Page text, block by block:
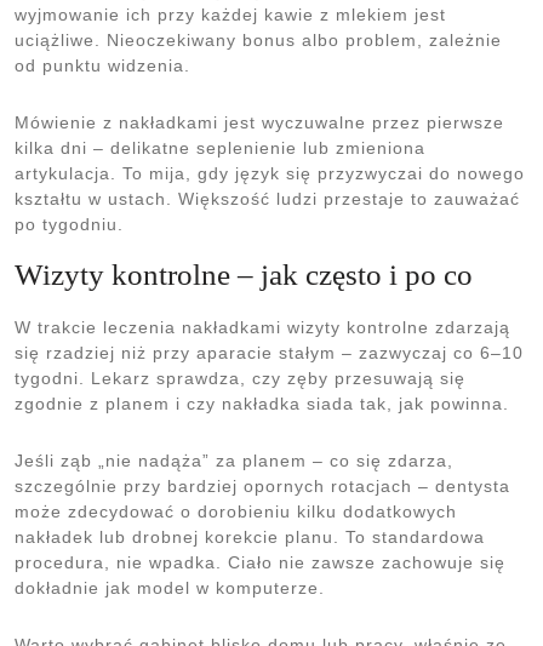
wyjmowanie ich przy każdej kawie z mlekiem jest
uciążliwe. Nieoczekiwany bonus albo problem, zależnie
od punktu widzenia.
Mówienie z nakładkami jest wyczuwalne przez pierwsze
kilka dni – delikatne seplenienie lub zmieniona
artykulacja. To mija, gdy język się przyzwyczai do nowego
kształtu w ustach. Większość ludzi przestaje to zauważać
po tygodniu.
Wizyty kontrolne – jak często i po co
W trakcie leczenia nakładkami wizyty kontrolne zdarzają
się rzadziej niż przy aparacie stałym – zazwyczaj co 6–10
tygodni. Lekarz sprawdza, czy zęby przesuwają się
zgodnie z planem i czy nakładka siada tak, jak powinna.
Jeśli ząb „nie nadąża” za planem – co się zdarza,
szczególnie przy bardziej opornych rotacjach – dentysta
może zdecydować o dorobieniu kilku dodatkowych
nakładek lub drobnej korekcie planu. To standardowa
procedura, nie wpadka. Ciało nie zawsze zachowuje się
dokładnie jak model w komputerze.